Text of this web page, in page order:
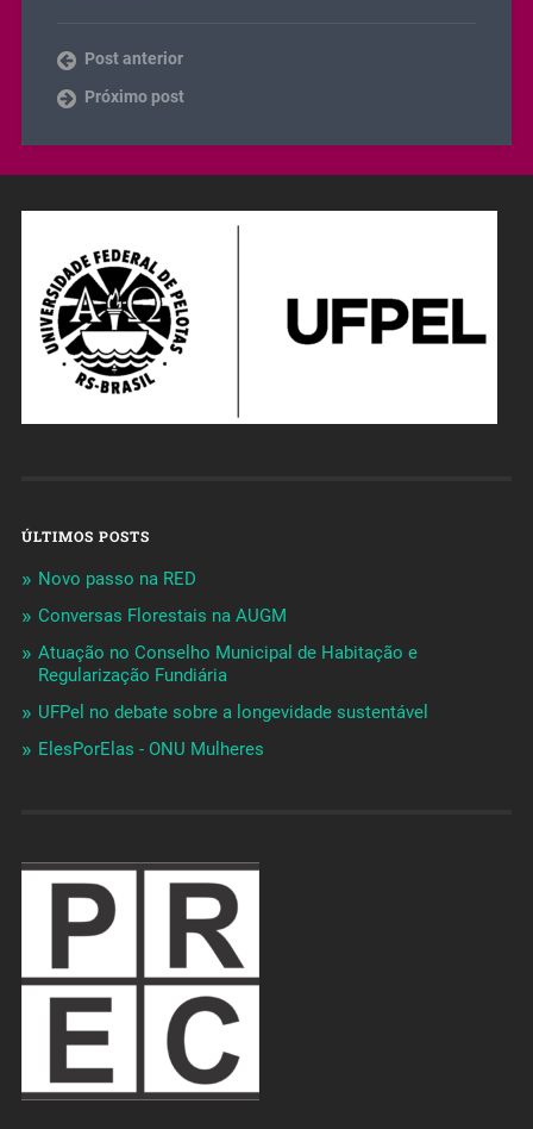
Post anterior
Próximo post
ÚLTIMOS POSTS
Novo passo na RED
Conversas Florestais na AUGM
Atuação no Conselho Municipal de Habitação e
Regularização Fundiária
UFPel no debate sobre a longevidade sustentável
ElesPorElas - ONU Mulheres